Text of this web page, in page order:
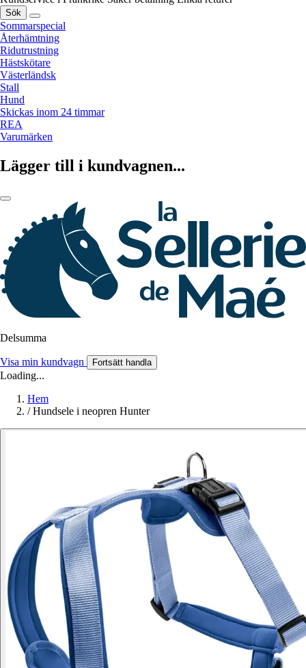
Sök
Sommarspecial
Återhämtning
Ridutrustning
Hästskötare
Västerländsk
Stall
Hund
Skickas inom 24 timmar
REA
Varumärken
Lägger till i kundvagnen...
Delsumma
Visa min kundvagn Fortsätt handla
Loading...
Hem
/ Hundsele i neopren Hunter